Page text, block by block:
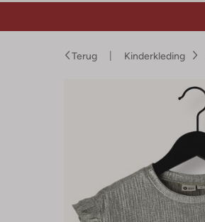
Terug Kinderkleding